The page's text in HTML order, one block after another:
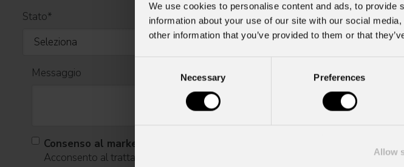
We use cookies to personalise content and ads, to
information about your use of our site with our social
other information that you’ve provided to them or that
Necessary Preferences
Allow
Stato*
Messaggio
Consenso al marketing
Acconsento al trattamento dei dati per ricevere informazioni commerciali e